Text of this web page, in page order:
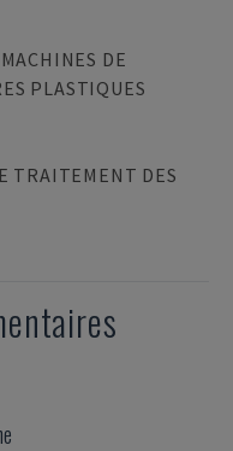
DE
PLASTIQUES
TRAITEMENT DES